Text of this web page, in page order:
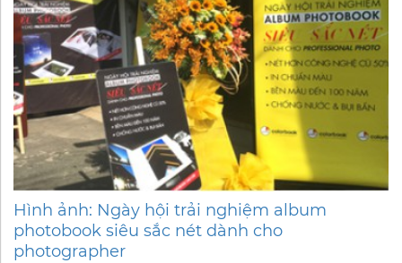
Hình ảnh: Ngày hội trải nghiệm album
photobook siêu sắc nét dành cho
photographer